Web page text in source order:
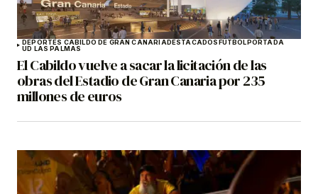
DEPORTES CABILDO DE GRAN CANARIADESTACADOSFÚTBOLPORTADA
UD LAS PALMAS
El Cabildo vuelve a sacar la licitación de las
obras del Estadio de Gran Canaria por 235
millones de euros